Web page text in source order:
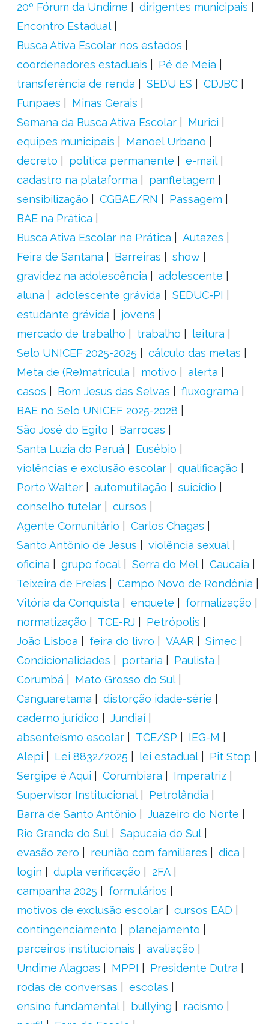
20º Fórum da Undime
dirigentes municipais
Encontro Estadual
Busca Ativa Escolar nos estados
coordenadores estaduais
Pé de Meia
transferência de renda
SEDU ES
CDJBC
Funpaes
Minas Gerais
Semana da Busca Ativa Escolar
Murici
equipes municipais
Manoel Urbano
decreto
política permanente
e-mail
cadastro na plataforma
panfletagem
sensibilização
CGBAE/RN
Passagem
BAE na Prática
Busca Ativa Escolar na Prática
Autazes
Feira de Santana
Barreiras
show
gravidez na adolescência
adolescente
aluna
adolescente grávida
SEDUC-PI
estudante grávida
jovens
mercado de trabalho
trabalho
leitura
Selo UNICEF 2025-2025
cálculo das metas
Meta de (Re)matrícula
motivo
alerta
casos
Bom Jesus das Selvas
fluxograma
BAE no Selo UNICEF 2025-2028
São José do Egito
Barrocas
Santa Luzia do Paruá
Eusébio
violências e exclusão escolar
qualificação
Porto Walter
automutilação
suicídio
conselho tutelar
cursos
Agente Comunitário
Carlos Chagas
Santo Antônio de Jesus
violência sexual
oficina
grupo focal Serra do Mel
Caucaia
Teixeira de Freias
Campo Novo de Rondônia
Vitória da Conquista
enquete
formalização
normatização
TCE-RJ
Petrópolis
João Lisboa
feira do livro VAAR
Simec
Condicionalidades
portaria
Paulista
Corumbá
Mato Grosso do Sul
Canguaretama
distorção idade-série
caderno jurídico
Jundiaí
absenteísmo escolar
TCE/SP
IEG-M
Alepi
Lei 8832/2025 lei estadual
Pit Stop
Sergipe é Aqui
Corumbiara
Imperatriz
Supervisor Institucional
Petrolândia
Barra de Santo Antônio
Juazeiro do Norte
Rio Grande do Sul
Sapucaia do Sul
evasão zero
reunião com familiares
dica
login
dupla verificação
2FA
campanha 2025
formulários
motivos de exclusão escolar
cursos EAD
contingenciamento
planejamento
parceiros institucionais
avaliação
Undime Alagoas
MPPI
Presidente Dutra
rodas de conversas
escolas
ensino fundamental
bullying
racismo